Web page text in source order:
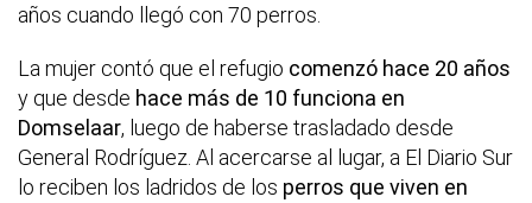
años cuando llegó con 70 perros.
La mujer contó que el refugio comenzó hace 20 años
y que desde hace más de 10 funciona en
Domselaar, luego de haberse trasladado desde
General Rodríguez. Al acercarse al lugar, a El Diario Sur
lo reciben los ladridos de los perros que viven en